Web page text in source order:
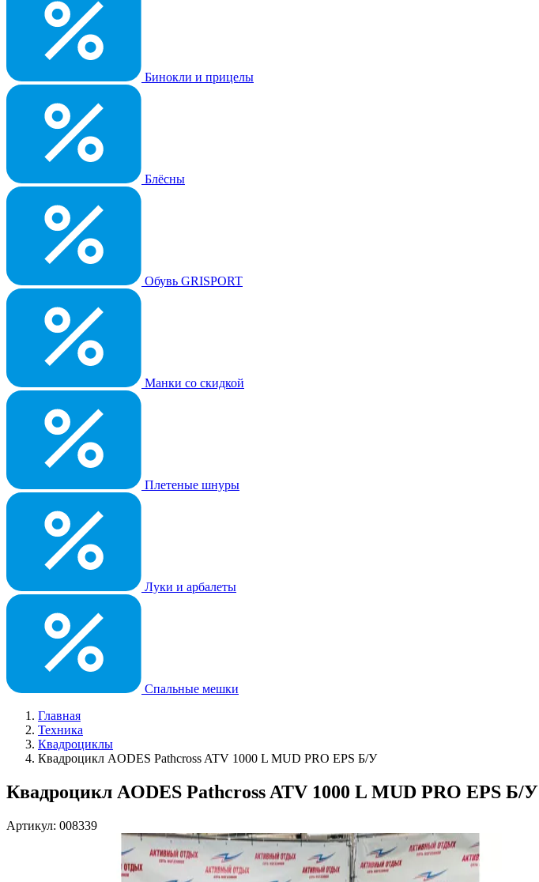
Бинокли и прицелы
Блёсны
Обувь GRISPORT
Манки со скидкой
Плетеные шнуры
Луки и арбалеты
Спальные мешки
Главная
Техника
Квадроциклы
Квадроцикл AODES Pathcross ATV 1000 L MUD PRO EPS Б/У
Квадроцикл AODES Pathcross ATV 1000 L MUD PRO EPS Б/У
Артикул: 008339